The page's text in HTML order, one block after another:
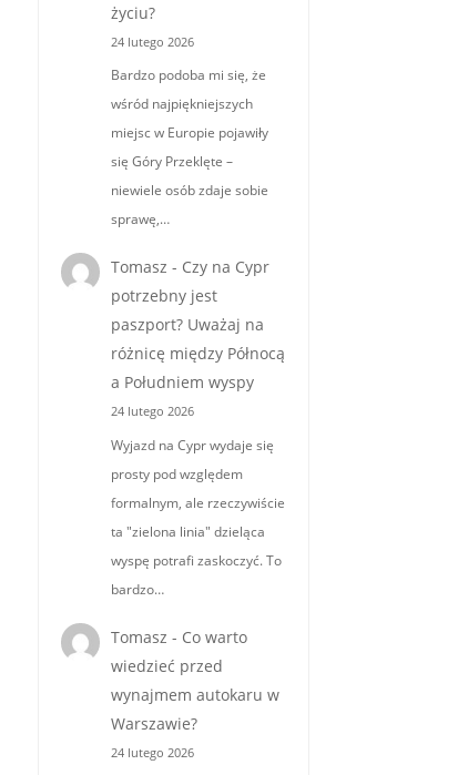
życiu?
24 lutego 2026
Bardzo podoba mi się, że
wśród najpiękniejszych
miejsc w Europie pojawiły
się Góry Przeklęte –
niewiele osób zdaje sobie
sprawę,…
Tomasz - Czy na Cypr
potrzebny jest
paszport? Uważaj na
różnicę między Północą
a Południem wyspy
24 lutego 2026
Wyjazd na Cypr wydaje się
prosty pod względem
formalnym, ale rzeczywiście
ta "zielona linia" dzieląca
wyspę potrafi zaskoczyć. To
bardzo…
Tomasz - Co warto
wiedzieć przed
wynajmem autokaru w
Warszawie?
24 lutego 2026